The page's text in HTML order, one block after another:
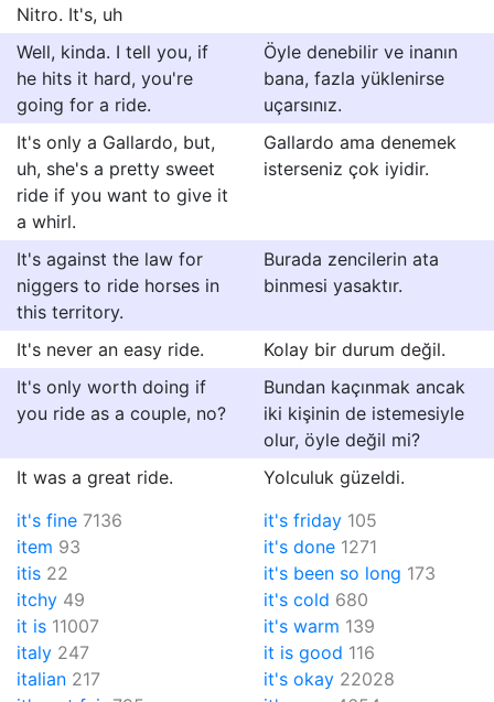
Nitro. It's, uh
Well, kinda. I tell you, if
he hits it hard, you're
going for a ride.
Öyle denebilir ve inanın
bana, fazla yüklenirse
uçarsınız.
It's only a Gallardo, but,
uh, she's a pretty sweet
ride if you want to give it
a whirl.
Gallardo ama denemek
isterseniz çok iyidir.
It's against the law for
niggers to ride horses in
this territory.
Burada zencilerin ata
binmesi yasaktır.
It's never an easy ride.
Kolay bir durum değil.
It's only worth doing if
you ride as a couple, no?
Bundan kaçınmak ancak
iki kişinin de istemesiyle
olur, öyle değil mi?
It was a great ride.
Yolculuk güzeldi.
it's fine 7136
item 93
itis 22
itchy 49
it is 11007
italy 247
italian 217
it's friday 105
it's done 1271
it's been so long 173
it's cold 680
it's warm 139
it is good 116
it's okay 22028